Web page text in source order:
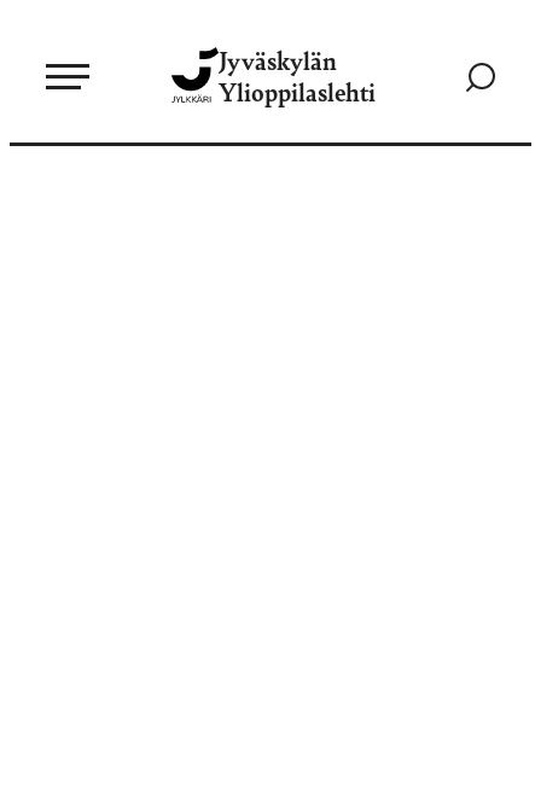
sisältöön
Jyväskylän
Ylioppilaslehti
Siirry